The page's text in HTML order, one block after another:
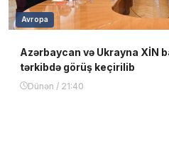
Avropa
Azərbaycan və Ukrayna XİN
tərkibdə görüş keçirilib
Dünən / 21:40